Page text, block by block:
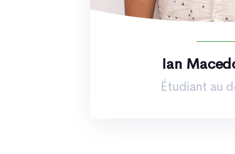
Ian
Étudiant au